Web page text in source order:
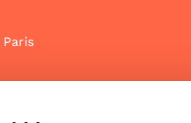
Paris